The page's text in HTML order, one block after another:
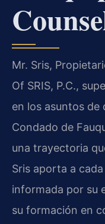
Mr. Sris,
Of SRIS, P.C.,
en los asuntos de
Condado de
una trayectoria
Sris aporta a
informada por su
su formación en